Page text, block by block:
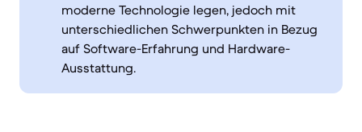
moderne Technologie legen, jedoch mit
unterschiedlichen Schwerpunkten in Bezug
auf Software-Erfahrung und Hardware-
Ausstattung.